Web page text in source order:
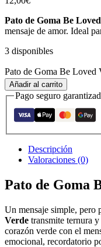
Pato de Goma Be
mensaje de amor. Ideal
3 disponibles
Pato de Goma Be Loved
Añadir al carrito
Pago seguro
Descripción
Valoraciones (0)
Pato de Goma
Un mensaje simple, pero
Verde transmite ternura
corazón verde con el
emocional, recordatorio